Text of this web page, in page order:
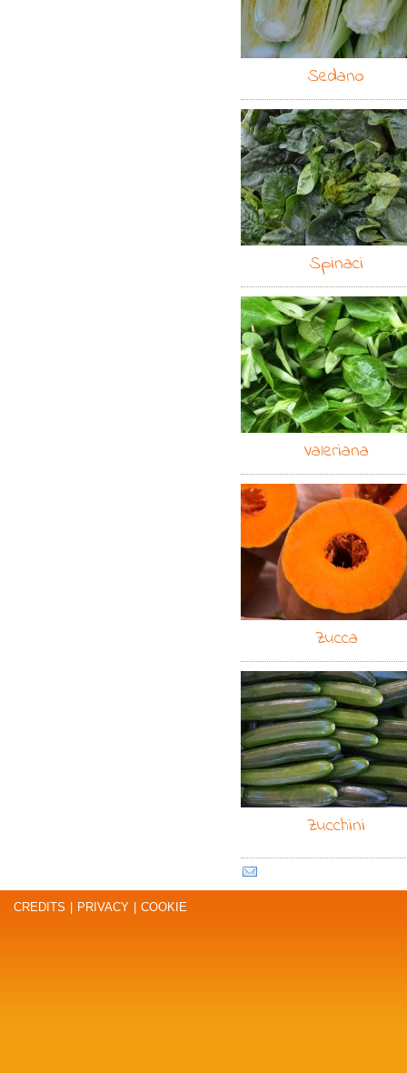
Sedano
Spinaci
Valeriana
Zucca
Zucchini
CREDITS PRIVACY COOKIE